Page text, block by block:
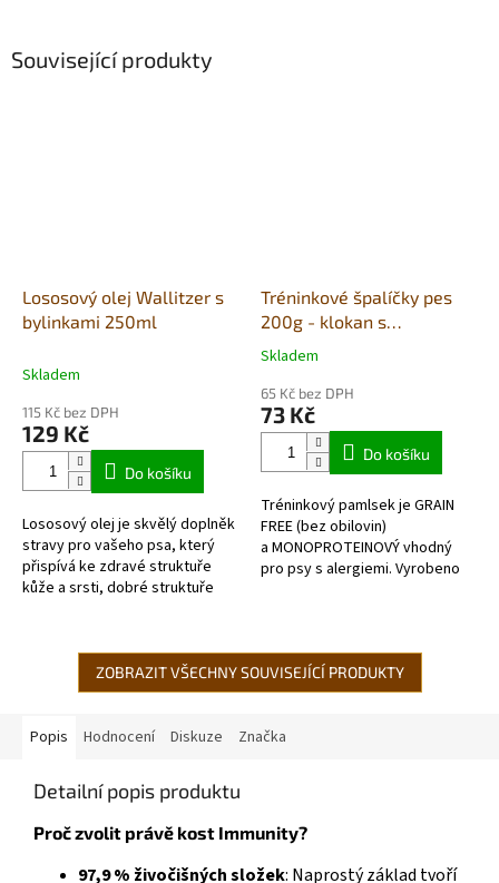
Související produkty
Lososový olej Wallitzer s
bylinkami 250ml
Skladem
115 Kč bez DPH
129 Kč
Do košíku
Lososový olej je skvělý doplněk
stravy pro vašeho psa, který
přispívá ke zdravé struktuře
kůže a srsti, dobré struktuře
Tréninkové špalíčky pes
200g - klokan s
bramborem
Průměrné
produktu
je
hvězdiček.
Skladem
65 Kč bez DPH
73 Kč
Do košíku
Tréninkový pamlsek je GRAIN
FREE (bez obilovin)
a MONOPROTEINOVÝ vhodný
pro psy s alergiemi. Vyrobeno
prospěšnou...
ZOBRAZIT VŠECHNY SOUVISEJÍCÍ PRODUKTY
Popis Hodnocení Diskuze Značka
Detailní popis produktu
Proč zvolit právě kost Immunity?
97,9 % živočišných složek: Naprostý základ tvoří